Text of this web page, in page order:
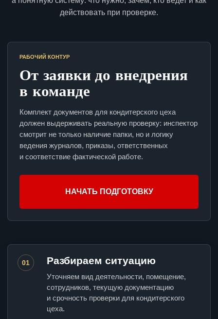
действовать при проверке.
РАБОЧИЙ КОНТУР
От заявки до внедрения
в команде
Комплект документов для кондитерского цеха
должен выдерживать реальную проверку: инспектор
смотрит не только наличие папки, но и логику
ведения журналов, приказы, ответственных
и соответствие фактической работе.
НАЧАТЬ ПОДГОТОВКУ
01 Разбираем ситуацию
Уточняем вид деятельности, помещение,
сотрудников, текущую документацию
и срочность проверки для кондитерского
цеха.